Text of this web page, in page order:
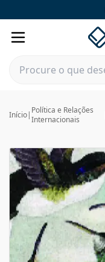
Início| Política e Relações
Internacionais